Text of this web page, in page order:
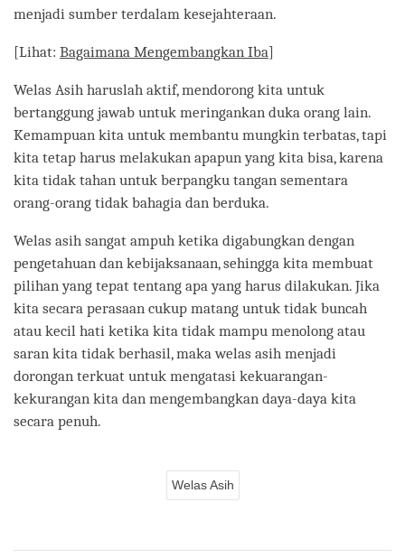
menjadi sumber terdalam kesejahteraan.
[Lihat: Bagaimana Mengembangkan Iba]
Welas Asih haruslah aktif, mendorong kita untuk
bertanggung jawab untuk meringankan duka orang lain.
Kemampuan kita untuk membantu mungkin terbatas, tapi
kita tetap harus melakukan apapun yang kita bisa, karena
kita tidak tahan untuk berpangku tangan sementara
orang-orang tidak bahagia dan berduka.
Welas asih sangat ampuh ketika digabungkan dengan
pengetahuan dan kebijaksanaan, sehingga kita membuat
pilihan yang tepat tentang apa yang harus dilakukan. Jika
kita secara perasaan cukup matang untuk tidak buncah
atau kecil hati ketika kita tidak mampu menolong atau
saran kita tidak berhasil, maka welas asih menjadi
dorongan terkuat untuk mengatasi kekuarangan-
kekurangan kita dan mengembangkan daya-daya kita
secara penuh.
Welas Asih